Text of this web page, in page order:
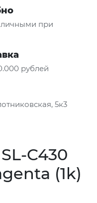
при
рублей
5к3
C430
(1k)